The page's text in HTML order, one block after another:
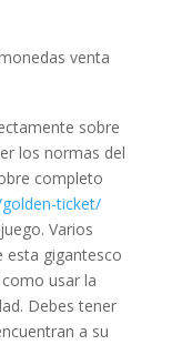
sobre
los normas del
completo
ticket/
Varios
esta gigantesco
usar la
Debes tener
a su